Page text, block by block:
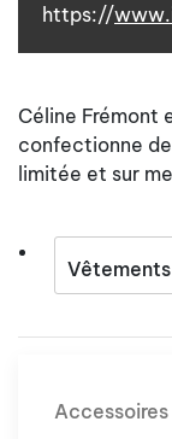
https://
Céline Frémont
confectionne
limitée et sur
Vêtements
Accessoires